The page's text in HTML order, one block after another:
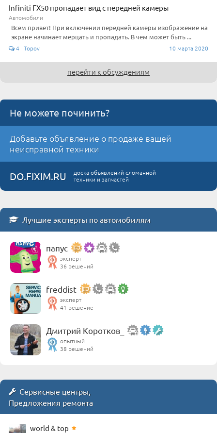
Infiniti FX50 пропадает вид с передней камеры
Автомобили
Всем привет! При включении передней камеры изображение на
экране начинает мерцать и пропадать. В чем может быть ...
4 Topov 10 марта 2020
перейти к обсуждениям
Не можете починить?
Добавьте объявление о продаже вашей
неисправной техники
DO.FIXIM.RU
доска объявлений сломанной
техники и запчастей
Лучшие эксперты по автомобилям
папус
эксперт
36 решений
freddist
эксперт
41 решение
Дмитрий Коротков_
опытный
38 решений
Сервисные центры,
Предложения ремонта
world & top